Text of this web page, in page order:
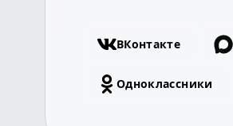
ВКонтакте
Одноклассники